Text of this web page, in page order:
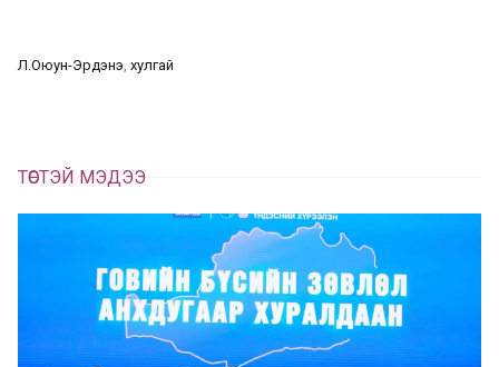
х
Л.Оюун-Эрдэнэ хулгай
ТӨСТЭЙ МЭДЭЭ